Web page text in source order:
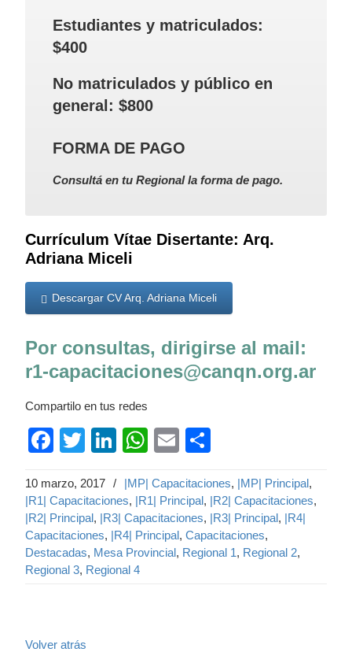
Estudiantes y matriculados:
$400
No matriculados y público en
general: $800
FORMA DE PAGO
Consultá en tu Regional la forma de pago.
Currículum Vítae Disertante: Arq.
Adriana Miceli
Descargar CV Arq. Adriana Miceli
Por consultas, dirigirse al mail:
r1-capacitaciones@canqn.org.ar
Compartilo en tus redes
Facebook
TwitterLinkedIn
WhatsApp
Email
10 marzo, 2017 / |MP| Capacitaciones, |MP| Principal,
|R1| Capacitaciones, |R1| Principal, |R2| Capacitaciones,
|R2| Principal, |R3| Capacitaciones, |R3| Principal, |R4|
Capacitaciones, |R4| Principal, Capacitaciones,
Destacadas, Mesa Provincial, Regional 1, Regional 2,
Regional 3, Regional 4
Volver atrás